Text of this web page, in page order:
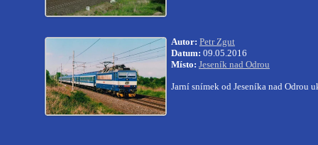
Autor: Petr Zgut
Datum: 09.05.2016
Místo: Jeseník nad Odrou
Jarní snímek od Jeseníka nad Odrou